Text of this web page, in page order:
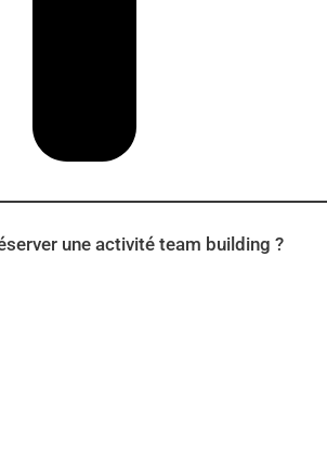
une activité team building ?